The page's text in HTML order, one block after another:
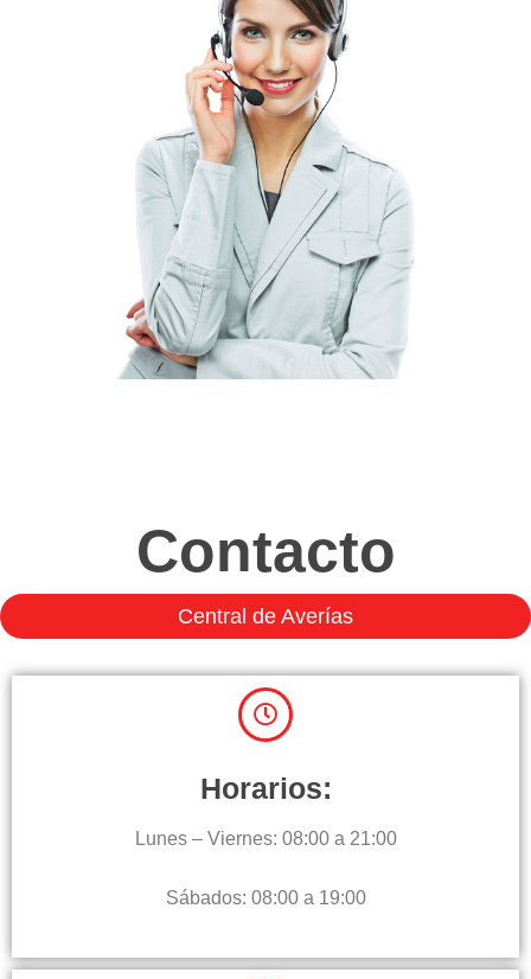
Contacto
Central de Averías
Horarios:
Lunes – Viernes: 08:00 a 21:00
Sábados: 08:00 a 19:00